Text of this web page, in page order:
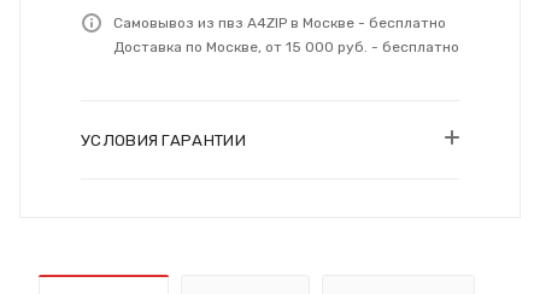
Самовывоз из пвз A4ZIP в Москве - бесплатно
Доставка по Москве, от 15 000 руб. - бесплатно
УСЛОВИЯ ГАРАНТИИ